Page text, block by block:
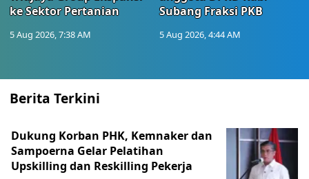
ke Sektor Pertanian
5 Aug 2026, 7:38 AM
Subang Fraksi PKB
5 Aug 2026, 4:44 AM
Berita Terkini
Dukung Korban PHK, Kemnaker dan
Sampoerna Gelar Pelatihan
Upskilling dan Reskilling Pekerja